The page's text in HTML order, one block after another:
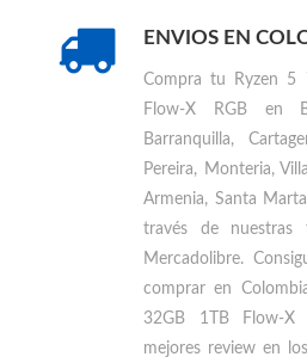
ENVIOS EN
Compra tu
Ryzen 5
Flow-X RGB en
Barranquilla,
Pereira, Monteria,
Armenia, Santa
través de nuestras
Mercadolibre.
comprar en
32GB 1TB Flow-
mejores review en